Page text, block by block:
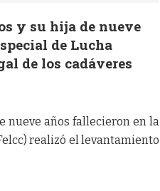
y su hija de nueve
de Lucha
de los cadáveres
nueve años fallecieron en la
realizó el levantamiento